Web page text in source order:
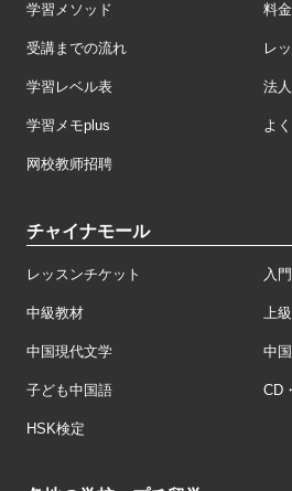
学習メソッド 料
受講までの流れ レ
学習レベル表 法
学習メモplus よ
网校教师招聘
チャイナモール
レッスンチケット 入
中級教材 上
中国現代文学 中
子ども中国語 CD
HSK検定